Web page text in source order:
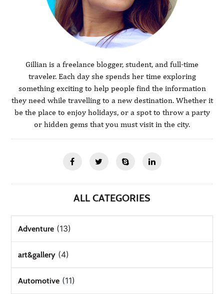
Gillian is a freelance blogger, student, and full-time
traveler. Each day she spends her time exploring
something exciting to help people find the information
they need while travelling to a new destination. Whether it
be the place to enjoy holidays, or a spot to throw a party
or hidden gems that you must visit in the city.
ALL CATEGORIES
Adventure (13)
art&gallery (4)
Automotive (11)